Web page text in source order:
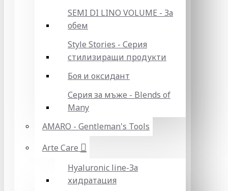
SEMI DI LINO VOLUME - За
обем
Style Stories - Серия
стилизиращи продукти
Боя и оксидант
Серия за мъже - Blends of
Many
AMARO - Gentleman's Tools
Arte Care
Hyaluronic line-За
хидратация